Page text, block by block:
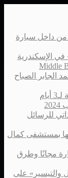
و500 ألف جنيه من داخل سيارة
الجابر الصباح
للرسائل
بمستشفى كمال
مجانًا وطرق
والتيسير» على